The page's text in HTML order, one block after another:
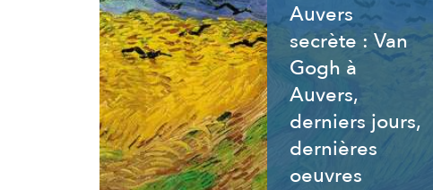
Auvers
secrète : Van
Gogh à
Auvers,
derniers jours,
dernières
oeuvres